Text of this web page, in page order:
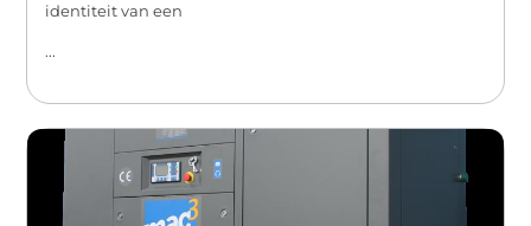
identiteit van een
...